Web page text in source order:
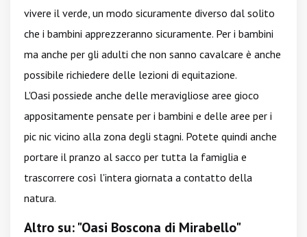
vivere il verde, un modo sicuramente diverso dal solito
che i bambini apprezzeranno sicuramente. Per i bambini
ma anche per gli adulti che non sanno cavalcare è anche
possibile richiedere delle lezioni di equitazione.
L'Oasi possiede anche delle meravigliose aree gioco
appositamente pensate per i bambini e delle aree per i
pic nic vicino alla zona degli stagni. Potete quindi anche
portare il pranzo al sacco per tutta la famiglia e
trascorrere così l'intera giornata a contatto della
natura.
Altro su: "Oasi Boscona di Mirabello"